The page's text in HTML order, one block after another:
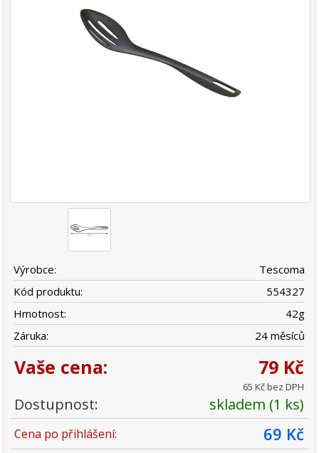
Výrobce:
Tescoma
Kód produktu:
554327
Hmotnost:
42g
Záruka:
24 měsíců
Vaše cena: 79 Kč
65 Kč bez DPH
Dostupnost: skladem (1 ks)
Cena po přihlášení: 69 Kč